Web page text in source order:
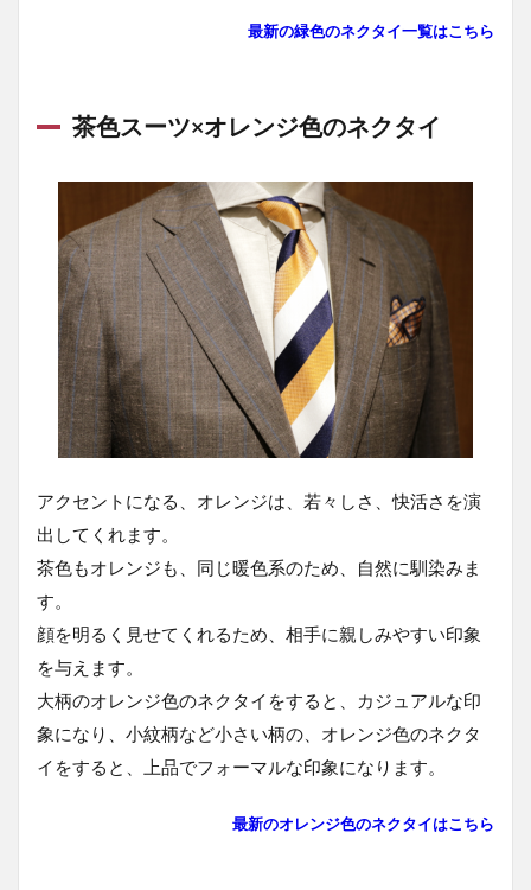
最新の緑色のネクタイ一覧はこちら
茶色スーツ×オレンジ色のネクタイ
アクセントになる、オレンジは、若々しさ、快活さを演
出してくれます。
茶色もオレンジも、同じ暖色系のため、自然に馴染みま
す。
顔を明るく見せてくれるため、相手に親しみやすい印象
を与えます。
大柄のオレンジ色のネクタイをすると、カジュアルな印
象になり、小紋柄など小さい柄の、オレンジ色のネクタ
イをすると、上品でフォーマルな印象になります。
最新のオレンジ色のネクタイはこちら